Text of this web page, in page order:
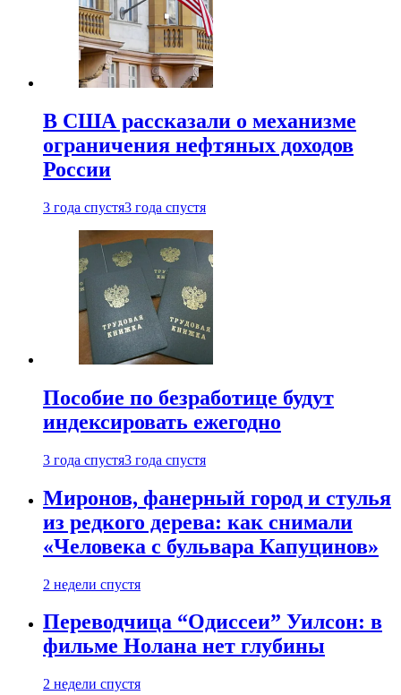
В США рассказали о механизме
ограничения нефтяных доходов
России
3 года спустя3 года спустя
Пособие по безработице будут
индексировать ежегодно
3 года спустя3 года спустя
Миронов, фанерный город и стулья
из редкого дерева: как снимали
«Человека с бульвара Капуцинов»
2 недели спустя
Переводчица “Одиссеи” Уилсон: в
фильме Нолана нет глубины
2 недели спустя